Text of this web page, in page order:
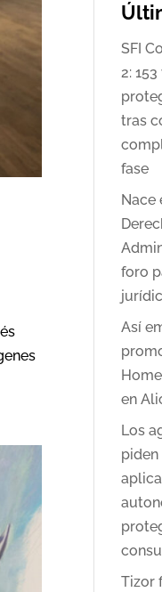
SFI
2:
tras
fase
Nace
foro
Así
en
Los
Tizor